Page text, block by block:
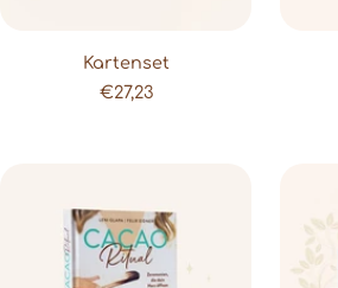
Kartenset
Angebot
€27,23